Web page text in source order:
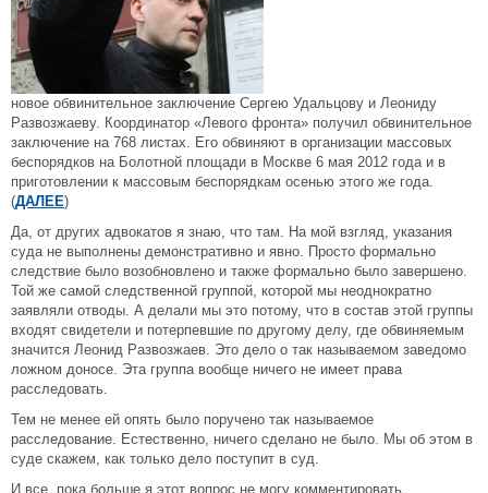
новое обвинительное заключение Сергею Удальцову и Леониду
Развозжаеву. Координатор «Левого фронта» получил обвинительное
заключение на 768 листах. Его обвиняют в организации массовых
беспорядков на Болотной площади в Москве 6 мая 2012 года и в
приготовлении к массовым беспорядкам осенью этого же года.
(ДАЛЕЕ)
Да, от других адвокатов я знаю, что там. На мой взгляд, указания
суда не выполнены демонстративно и явно. Просто формально
следствие было возобновлено и также формально было завершено.
Той же самой следственной группой, которой мы неоднократно
заявляли отводы. А делали мы это потому, что в состав этой группы
входят свидетели и потерпевшие по другому делу, где обвиняемым
значится Леонид Развозжаев. Это дело о так называемом заведомо
ложном доносе. Эта группа вообще ничего не имеет права
расследовать.
Тем не менее ей опять было поручено так называемое
расследование. Естественно, ничего сделано не было. Мы об этом в
суде скажем, как только дело поступит в суд.
И все, пока больше я этот вопрос не могу комментировать.